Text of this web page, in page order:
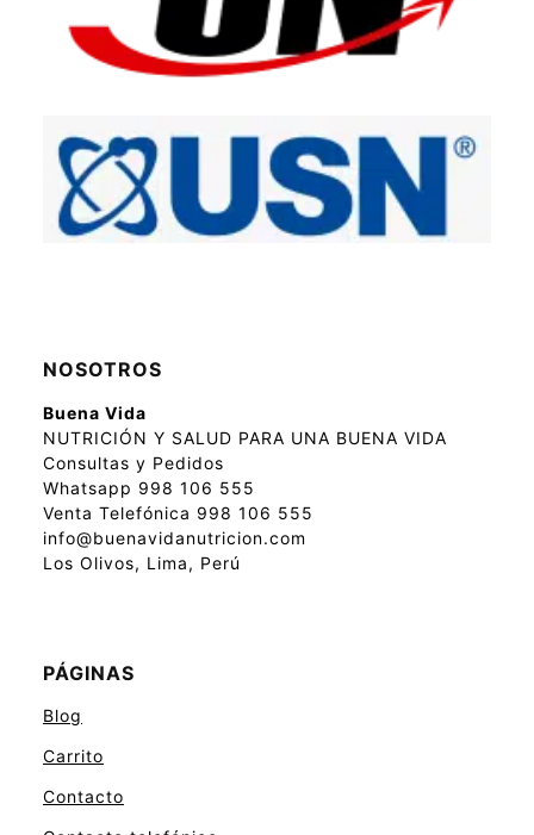
NOSOTROS
Buena Vida
NUTRICIÓN Y SALUD PARA UNA BUENA VIDA
Consultas y Pedidos
Whatsapp 998 106 555
Venta Telefónica 998 106 555
info@buenavidanutricion.com
Los Olivos, Lima, Perú
PÁGINAS
Blog
Carrito
Contacto